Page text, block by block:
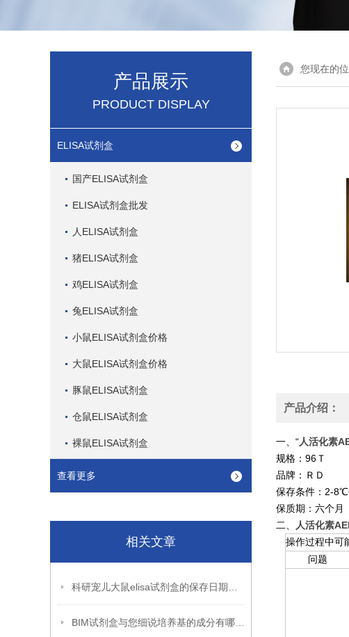
产品展示
PRODUCT DISPLAY
ELISA试剂盒
国产ELISA试剂盒
ELISA试剂盒批发
人ELISA试剂盒
猪ELISA试剂盒
鸡ELISA试剂盒
兔ELISA试剂盒
小鼠ELISA试剂盒价格
大鼠ELISA试剂盒价格
豚鼠ELISA试剂盒
仓鼠ELISA试剂盒
裸鼠ELISA试剂盒
查看更多
相关文章
您现在的位
产品介绍：
一、“人活化素
规格：96Ｔ
品牌：ＲＤ
保存条件：2-
保质期：六个月
二、
人活化素
操作过程中可
问题